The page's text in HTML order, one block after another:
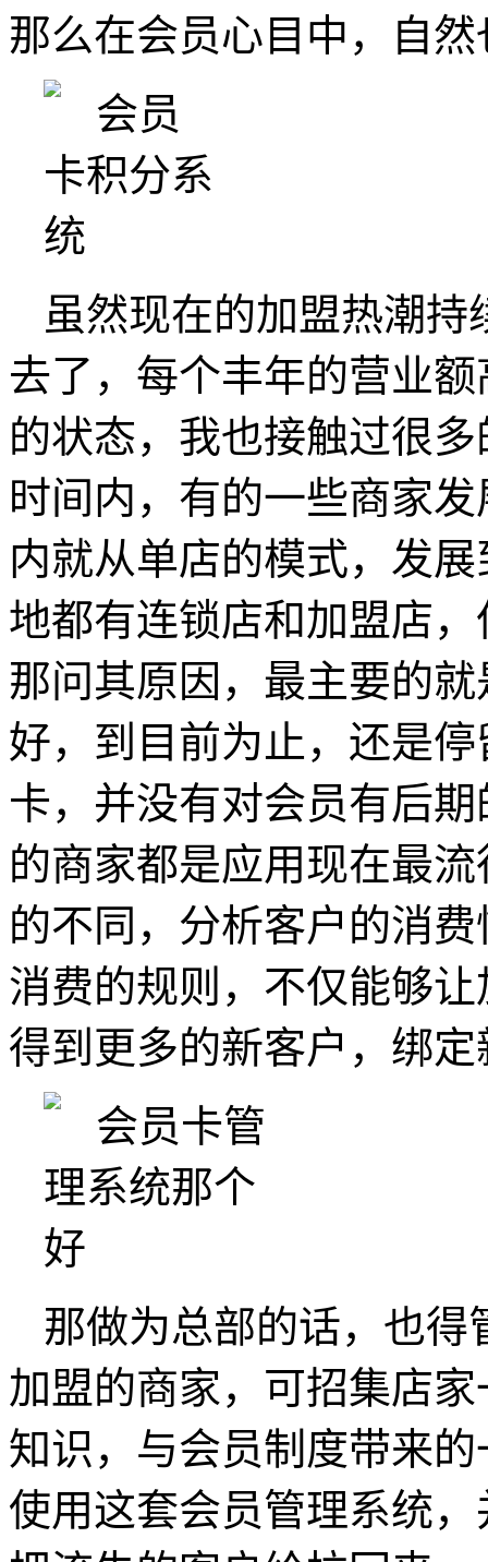
那么在会员心目中，自
虽然现在的加盟热潮
去了，每个丰年的营业
的状态，我也接触过很
时间内，有的一些商家
内就从单店的模式，发
地都有连锁店和加盟店
那问其原因，最主要的
好，到目前为止，还是
卡，并没有对会员有后
的商家都是应用现在最
的不同，分析客户的消
消费的规则，不仅能够
得到更多的新客户，绑
那做为总部的话，也
加盟的商家，可招集店
知识，与会员制度带来
使用这套会员管理系统